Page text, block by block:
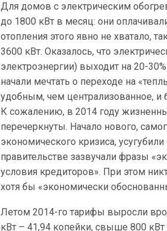
Для домов с электрическим
до 1800 кВт в месяц: они
отопления этого явно не хватало,
3600 кВт. Оказалось, что
электроэнергии) выходит на 20-
начали мечтать о переходе на
удобным, чем централизованное, и
К сожалению, в 2014 году
перечеркнуты. Начало нового,
экономического кризиса,
правительстве зазвучали фразы
условия кредиторов». При этом
хотя бы «экономически
Летом 2014-го тарифы выросли
кВт – 41,94 копейки, свыше 800